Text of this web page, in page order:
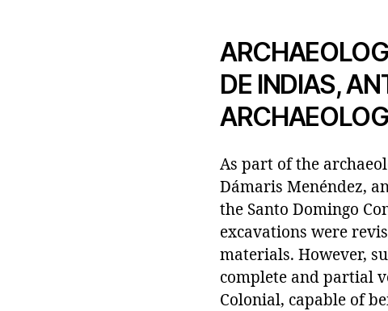
DE INDIAS,
As part of the
Dámaris Menéndez,
the Santo Domingo
excavations were
materials. However,
complete and partial
Colonial, capable of